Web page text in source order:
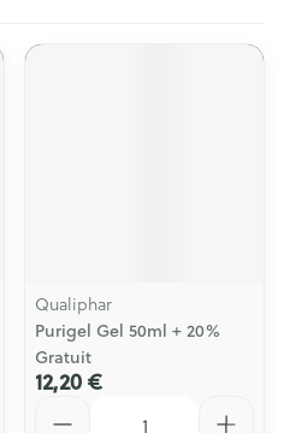
Qualiphar
Purigel Gel 50ml + 20%
Gratuit
12,20 €